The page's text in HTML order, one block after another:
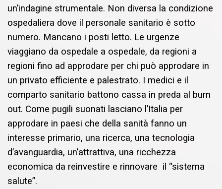
un’indagine strumentale. Non diversa la condizione
ospedaliera dove il personale sanitario è sotto
numero. Mancano i posti letto. Le urgenze
viaggiano da ospedale a ospedale, da regioni a
regioni fino ad approdare per chi può approdare in
un privato efficiente e palestrato. I medici e il
comparto sanitario battono cassa in preda al burn
out. Come pugili suonati lasciano l’Italia per
approdare in paesi che della sanità fanno un
interesse primario, una ricerca, una tecnologia
d’avanguardia, un’attrattiva, una ricchezza
economica da reinvestire e rinnovare il “sistema
salute”.